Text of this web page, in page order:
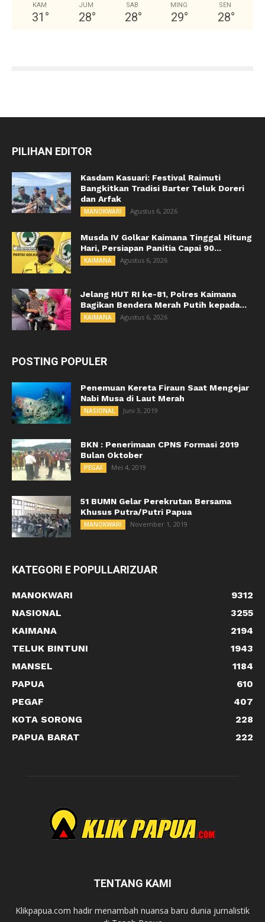
KAM
31 °
JUM
28°
SAB
28°
MING
29°
SEN
28°
PILIHAN EDITOR
Kasdam Kasuari: Festival Raimuti
Bangkitkan Tradisi Barter Teluk Doreri
dan Arfak
MANOKWARI Agustus 6, 2026
Musda IV Golkar Kaimana Tinggal Hitung
Hari, Persiapan Panitia Capai 90...
KAIMANA Agustus 6, 2026
Jelang HUT RI ke-81, Polres Kaimana
Bagikan Bendera Merah Putih kepada...
KAIMANA Agustus 6, 2026
POSTING POPULER
Penemuan Kereta Firaun Saat Mengejar
Nabi Musa di Laut Merah
NASIONAL Juni 3, 2019
BKN : Penerimaan CPNS Formasi 2019
Bulan Oktober
PEGAF Mei 4, 2019
51 BUMN Gelar Perekrutan Bersama
Khusus Putra/Putri Papua
MANOKWARI November 1, 2019
KATEGORI E POPULLARIZUAR
MANOKWARI
9312
NASIONAL
3255
KAIMANA
2194
TELUK BINTUNI
1943
MANSEL
1184
PAPUA
610
PEGAF
407
KOTA SORONG
228
PAPUA BARAT
222
TENTANG KAMI
Klikpapua.com hadir menambah nuansa baru dunia jurnalistik